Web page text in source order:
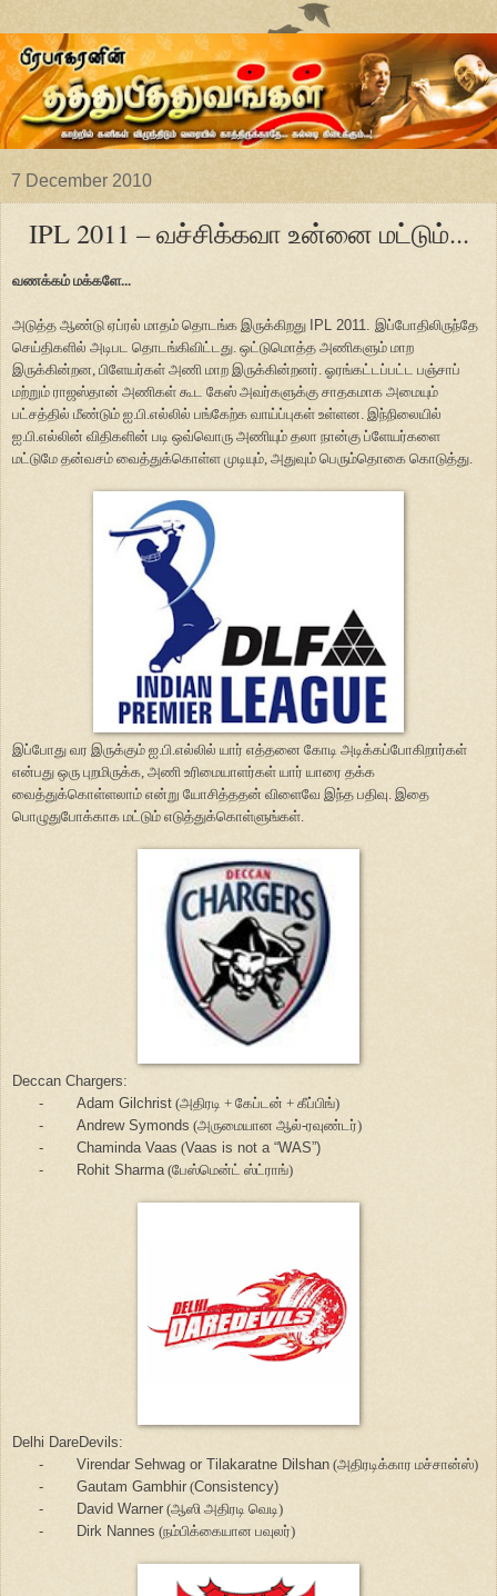
7 December 2010
IPL 2011 – வச்சிக்கவா உன்னை மட்டும்...
வணக்கம் மக்களே...
அடுத்த ஆண்டு ஏப்ரல் மாதம் தொடங்க இருக்கிறது IPL 2011. இப்போதிலிருந்தே
செய்திகளில் அடிபட தொடங்கிவிட்டது. ஒட்டுமொத்த அணிகளும் மாற
இருக்கின்றன, பிளேயர்கள் அணி மாற இருக்கின்றனர். ஓரங்கட்டப்பட்ட பஞ்சாப்
மற்றும் ராஜஸ்தான் அணிகள் கூட கேஸ் அவர்களுக்கு சாதகமாக அமையும்
பட்சத்தில் மீண்டும் ஐ.பி.எல்லில் பங்கேற்க வாய்ப்புகள் உள்ளன. இந்நிலையில்
ஐ.பி.எல்லின் விதிகளின் படி ஒவ்வொரு அணியும் தலா நான்கு ப்ளேயர்களை
மட்டுமே தன்வசம் வைத்துக்கொள்ள முடியும், அதுவும் பெரும்தொகை கொடுத்து.
இப்போது வர இருக்கும் ஐ.பி.எல்லில் யார் எத்தனை கோடி அடிக்கப்போகிறார்கள்
என்பது ஒரு புறமிருக்க, அணி உரிமையாளர்கள் யார் யாரை தக்க
வைத்துக்கொள்ளலாம் என்று யோசித்ததன் விளைவே இந்த பதிவு. இதை
பொழுதுபோக்காக மட்டும் எடுத்துக்கொள்ளுங்கள்.
Deccan Chargers:
-
Adam Gilchrist (அதிரடி + கேப்டன் + கீப்பிங்)
-
Andrew Symonds (அருமையான ஆல்-ரவுண்டர்)
-
Chaminda Vaas (Vaas is not a “WAS”)
-
Rohit Sharma (பேஸ்மென்ட் ஸ்ட்ராங்)
Delhi DareDevils:
-
Virendar Sehwag or Tilakaratne Dilshan (அதிரடிக்கார மச்சான்ஸ்)
-
Gautam Gambhir (Consistency)
-
David Warner (ஆஸி அதிரடி வெடி)
-
Dirk Nannes (நம்பிக்கையான பவுலர்)